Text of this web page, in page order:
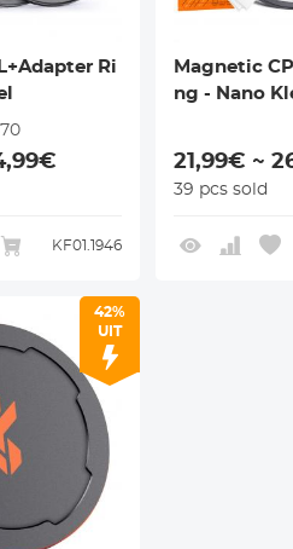
Ri
KF01.1946
Magnetic
ng - Nano
21,99€ ~
39 pcs sold
42%
UIT